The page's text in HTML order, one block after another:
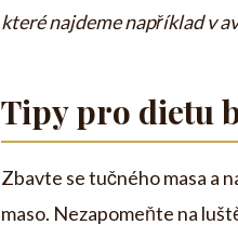
které najdeme například v
Tipy pro dietu
Zbavte se tučného masa a
maso. Nezapomeňte na